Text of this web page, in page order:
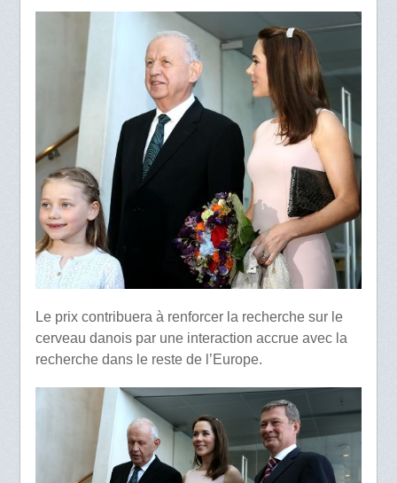
Le prix contribuera à renforcer la recherche sur le
cerveau danois par une interaction accrue avec la
recherche dans le reste de l’Europe.